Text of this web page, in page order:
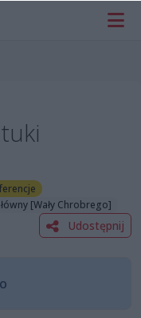
[Wały Chrobrego]
Udostępnij